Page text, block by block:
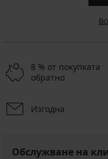
8 % от покупката
обратно
Изгодна
Обслужване на